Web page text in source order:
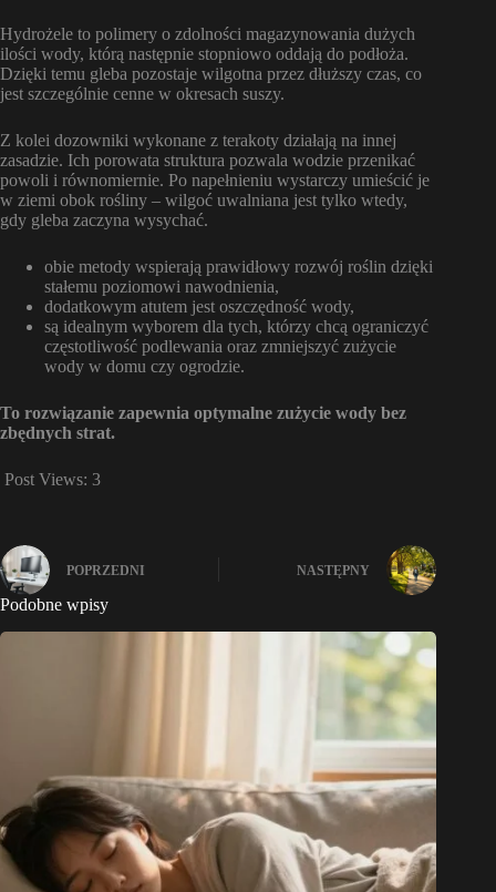
Hydrożele to polimery o zdolności magazynowania dużych
ilości wody, którą następnie stopniowo oddają do podłoża.
Dzięki temu gleba pozostaje wilgotna przez dłuższy czas, co
jest szczególnie cenne w okresach suszy.
Z kolei dozowniki wykonane z terakoty działają na innej
zasadzie. Ich porowata struktura pozwala wodzie przenikać
powoli i równomiernie. Po napełnieniu wystarczy umieścić je
w ziemi obok rośliny – wilgoć uwalniana jest tylko wtedy,
gdy gleba zaczyna wysychać.
obie metody wspierają prawidłowy rozwój roślin dzięki
stałemu poziomowi nawodnienia,
dodatkowym atutem jest oszczędność wody,
są idealnym wyborem dla tych, którzy chcą ograniczyć
częstotliwość podlewania oraz zmniejszyć zużycie
wody w domu czy ogrodzie.
To rozwiązanie zapewnia optymalne zużycie wody bez
zbędnych strat.
Post Views: 3
POPRZEDNI NASTĘPNY
Podobne wpisy